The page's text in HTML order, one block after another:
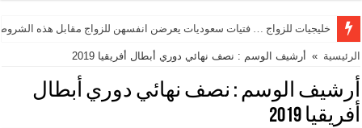
خليجيات للزواج … فتيات سعوديات يعرضن انفسهن للزواج مقابل هذه
الرئيسية » أرشيف الوسم : نصف نهائي دوري أبطال أفريقيا 2019
أرشيف الوسم : نصف نهائي دوري أبطال
أفريقيا 2019